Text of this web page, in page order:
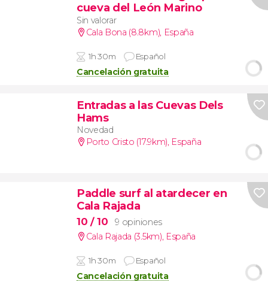
cueva del León Marino
Sin valorar
Cala Bona (8.8km), España
1h 30m Español
Cancelación gratuita
Entradas a las Cuevas Dels
Hams
Novedad
Porto Cristo (17.9km), España
Paddle surf al atardecer en
Cala Rajada
10 / 10
9 opiniones
Cala Rajada (3.5km), España
1h 30m Español
Cancelación gratuita